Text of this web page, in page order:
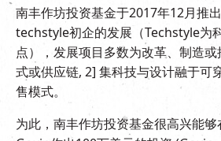
南丰作坊投资基金于2017年12月推
techstyle初企的发展（Techstyle为
点），发展项目多数为改革、制造
式或供应链, 2] 集科技与设计融于可
售模式。
为此，南丰作坊投资基金很高兴能